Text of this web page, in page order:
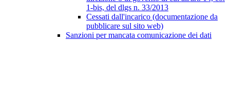
1-bis, del dlgs n. 33/2013
Cessati dall'incarico (documentazione da
pubblicare sul sito web)
Sanzioni per mancata comunicazione dei dati